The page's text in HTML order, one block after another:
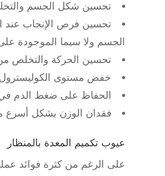
تحسين شكل الجسم
تحسين فرص الإنجاب عند
الجسم ولا سيما الموجودة
تحسين الحركة والتخلص من
خفض مستوى الكوليسترول
الحفاظ على ضغط الدم في
فقدان الوزن بشكل أسرع
عيوب تكميم المعدة بالمنظار
على الرغم من كثرة فوائد